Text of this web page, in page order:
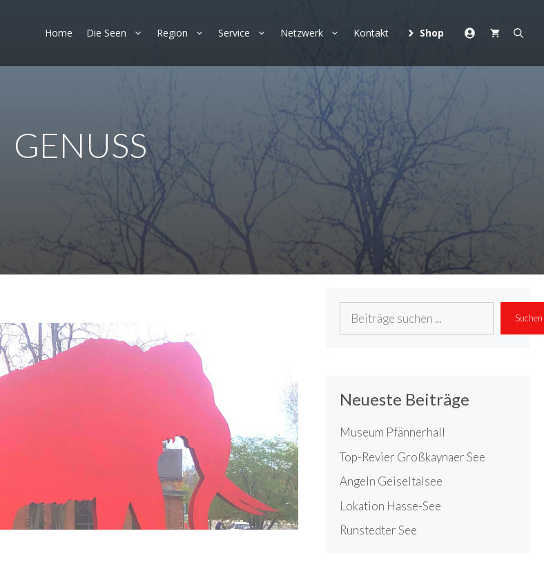
Home Die Seen Region Service Netzwerk Kontakt Shop
GENUSS
Suchen Suchen
Neueste Beiträge
Museum Pfännerhall
Top-Revier Großkaynaer See
Angeln Geiseltalsee
Lokation Hasse-See
Runstedter See